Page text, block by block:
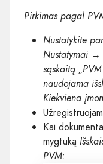
Pirkimas pagal
Nustatykite
Nustatymai →
sąskaitą
naudojama
Kiekviena
Kai
mygtuką
PVM: